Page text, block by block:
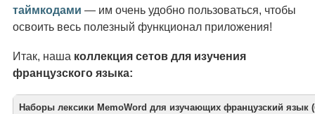
таймкодами — им очень удобно пользоваться, чтобы
освоить весь полезный функционал приложения!
Итак, наша коллекция сетов для изучения
французского языка:
Наборы лексики MemoWord для изучающих французский язык